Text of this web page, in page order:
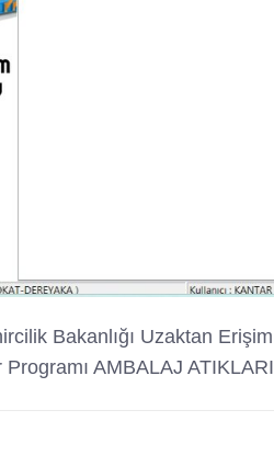
Bakanlığı Uzaktan
Programı AMBALAJ